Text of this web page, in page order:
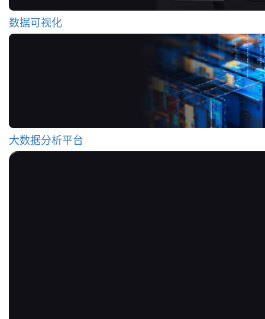
数据可视化
大数据分析平台